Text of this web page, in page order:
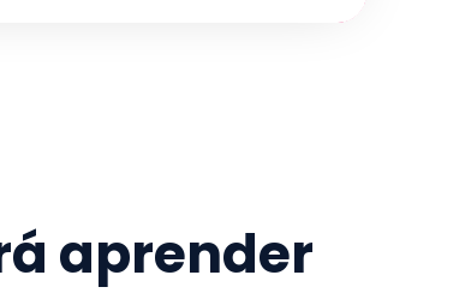
aprender